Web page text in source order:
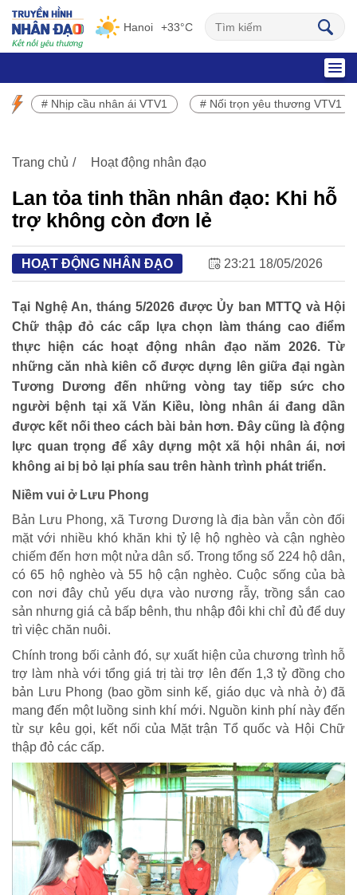
Hanoi +33°C
SỰ KIỆN NỔI BẬT
HOẠT ĐỘNG NHÂN ĐẠO
Hoạt động Chữ Thập đỏ
Hoạt động nhân đạo cả nước
# Nhịp cầu nhân ái VTV1 # Nối trọn yêu thương VTV1
Trang chủ Hoạt động nhân đạo
Lan tỏa tinh thần nhân đạo: Khi hỗ
trợ không còn đơn lẻ
HOẠT ĐỘNG NHÂN ĐẠO 23:21 18/05/2026
Tại Nghệ An, tháng 5/2026 được Ủy ban MTTQ và Hội
Chữ thập đỏ các cấp lựa chọn làm tháng cao điểm
thực hiện các hoạt động nhân đạo năm 2026. Từ
những căn nhà kiên cố được dựng lên giữa đại ngàn
Tương Dương đến những vòng tay tiếp sức cho
người bệnh tại xã Văn Kiều, lòng nhân ái đang dần
được kết nối theo cách bài bản hơn. Đây cũng là động
lực quan trọng để xây dựng một xã hội nhân ái, nơi
không ai bị bỏ lại phía sau trên hành trình phát triển.
Niềm vui ở Lưu Phong
Bản Lưu Phong, xã Tương Dương là địa bàn vẫn còn đối
mặt với nhiều khó khăn khi tỷ lệ hộ nghèo và cận nghèo
chiếm đến hơn một nửa dân số. Trong tổng số 224 hộ dân,
có 65 hộ nghèo và 55 hộ cận nghèo. Cuộc sống của bà
con nơi đây chủ yếu dựa vào nương rẫy, trồng sắn cao
sản nhưng giá cả bấp bênh, thu nhập đôi khi chỉ đủ để duy
trì việc chăn nuôi.
Chính trong bối cảnh đó, sự xuất hiện của chương trình hỗ
trợ làm nhà với tổng giá trị tài trợ lên đến 1,3 tỷ đồng cho
bản Lưu Phong (bao gồm sinh kế, giáo dục và nhà ở) đã
mang đến một luồng sinh khí mới. Nguồn kinh phí này đến
từ sự kêu gọi, kết nối của Mặt trận Tổ quốc và Hội Chữ
thập đỏ các cấp.